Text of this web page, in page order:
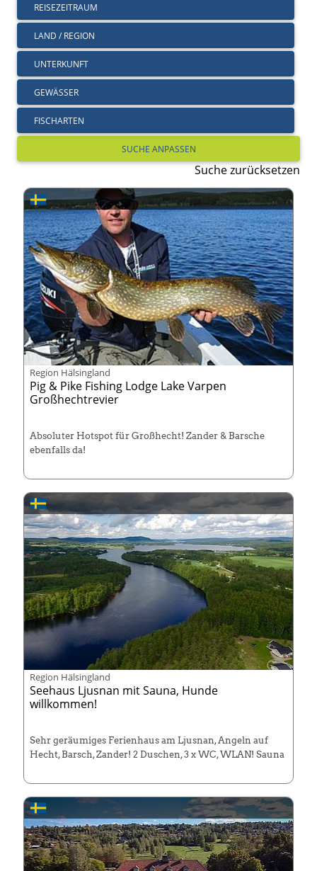
REISEZEITRAUM
LAND / REGION
UNTERKUNFT
GEWÄSSER
FISCHARTEN
Suche zurücksetzen
Region Hälsingland
Pig & Pike Fishing Lodge Lake Varpen
Großhechtrevier
Absoluter Hotspot für Großhecht! Zander & Barsche
ebenfalls da!
Region Hälsingland
Seehaus Ljusnan mit Sauna, Hunde
willkommen!
Sehr geräumiges Ferienhaus am Ljusnan, Angeln auf
Hecht, Barsch, Zander! 2 Duschen, 3 x WC, WLAN! Sauna
Super für Schleppangler und Hechtfans!